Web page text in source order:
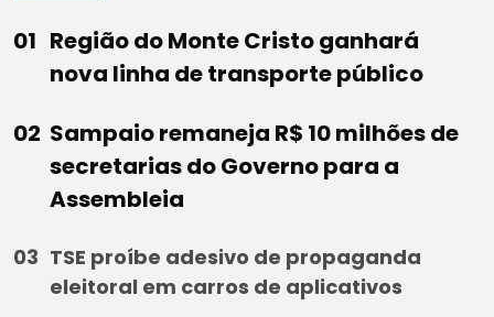
Região do Monte Cristo ganhará
nova linha de transporte público
Sampaio remaneja R$ 10 milhões de
secretarias do Governo para a
Assembleia
TSE proíbe adesivo de propaganda
eleitoral em carros de aplicativos